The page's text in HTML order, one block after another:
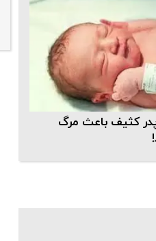
کثیف باعث مرگ